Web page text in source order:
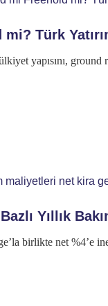
Türk
yapısını,
Yıllık
birlikte net %4’e